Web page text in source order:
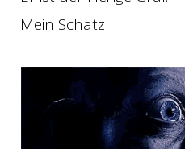
Mein Schatz